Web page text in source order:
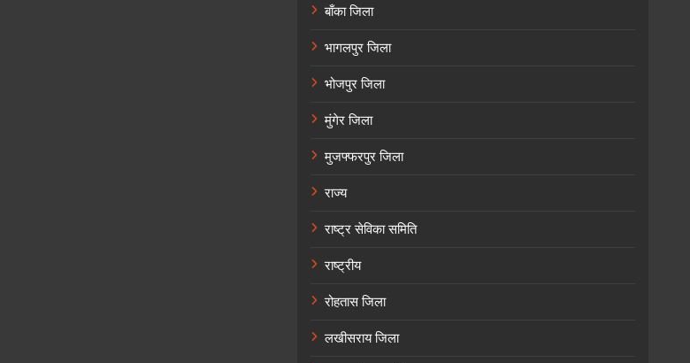
बाँका जिला
भागलपुर जिला
भोजपुर जिला
मुंगेर जिला
मुजफ्फरपुर जिला
राज्य
राष्ट्र सेविका समिति
राष्ट्रीय
रोहतास जिला
लखीसराय जिला